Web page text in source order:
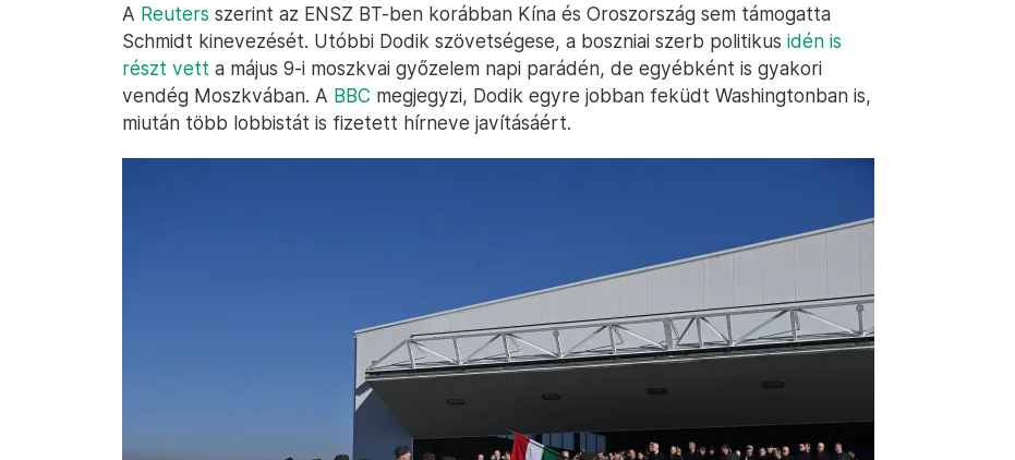
A Reuters szerint az ENSZ BT-ben korábban Kína és Oroszország sem támogatta
Schmidt kinevezését. Utóbbi Dodik szövetségese, a boszniai szerb politikus idén is
részt vett a május 9-i moszkvai győzelem napi parádén, de egyébként is gyakori
vendég Moszkvában. A BBC megjegyzi, Dodik egyre jobban feküdt Washingtonban is,
miután több lobbistát is fizetett hírneve javításáért.